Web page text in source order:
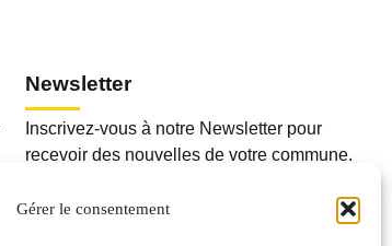
Gérer le consentement
Newsletter
Inscrivez-vous à notre Newsletter pour
recevoir des nouvelles de votre commune.